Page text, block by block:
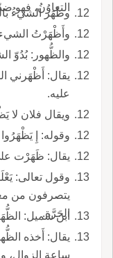
التعاوُنُ، فهو
وظَهَر الشيءُ
وأَظْهَرْتُ الشيء:
والظُّهور: بُدُوّ
عليه.
ويقال فلان لا
وقوله: إِ
يقال: ظَهَرْت
وقول تعالى:
الحَرَّة.
ابن شميل:
يقال: أَخذه
ساعة الزوال،